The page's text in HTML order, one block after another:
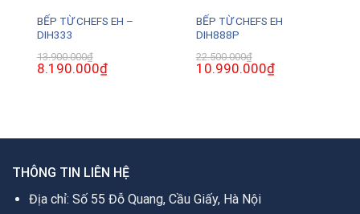
BẾP TỪ CHEFS EH –
DIH333
13.900.000₫
Giá
gốc
8.190.000₫Giá
hiện
BẾP TỪ CHEFS EH
DIH888P
22.500.000₫
Giá
gốc
10.990.000₫Giá
hiện
THÔNG TIN LIÊN HỆ
Địa chỉ: Số 55 Đỗ Quang, Cầu Giấy, Hà Nội